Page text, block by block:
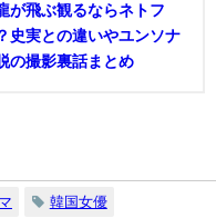
が飛ぶ観るならネトフ
史実との違いやユンソナ
の撮影裏話まとめ
韓国女優